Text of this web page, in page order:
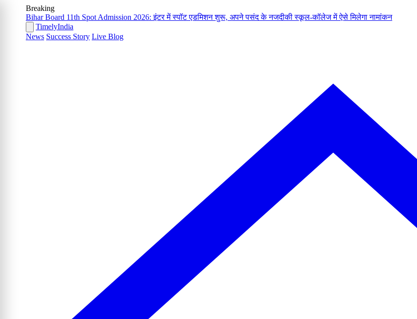
Breaking
Bihar Board 11th Spot Admission 2026: इंटर में स्पॉट एडमिशन शुरू, अपने पसंद के नजदीकी स्कूल-कॉलेज में ऐसे मिलेगा नामांकन
TimelyIndia
News Success Story Live Blog